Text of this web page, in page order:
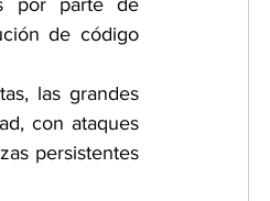
por parte de
de código
las grandes
con ataques
persistentes